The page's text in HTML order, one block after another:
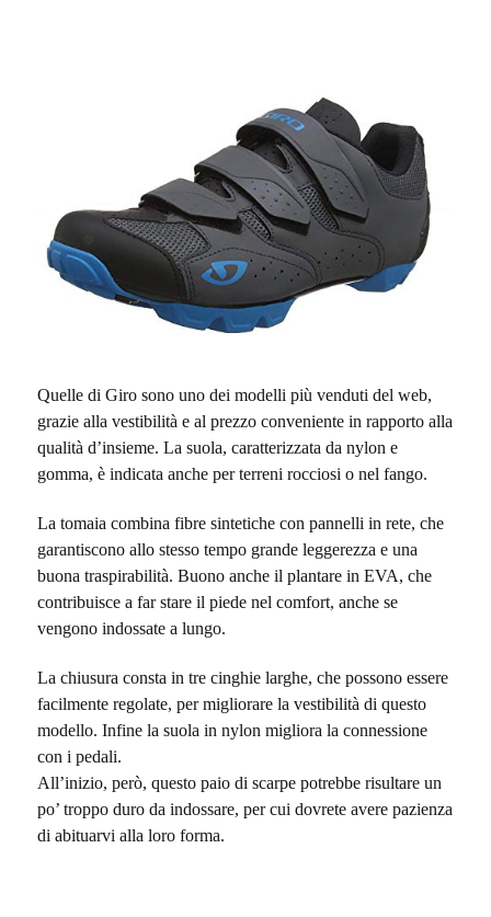
Quelle di Giro sono uno dei modelli più venduti del web,
grazie alla vestibilità e al prezzo conveniente in rapporto alla
qualità d’insieme. La suola, caratterizzata da nylon e
gomma, è indicata anche per terreni rocciosi o nel fango.
La tomaia combina fibre sintetiche con pannelli in rete, che
garantiscono allo stesso tempo grande leggerezza e una
buona traspirabilità. Buono anche il plantare in EVA, che
contribuisce a far stare il piede nel comfort, anche se
vengono indossate a lungo.
La chiusura consta in tre cinghie larghe, che possono essere
facilmente regolate, per migliorare la vestibilità di questo
modello. Infine la suola in nylon migliora la connessione
con i pedali.
All’inizio, però, questo paio di scarpe potrebbe risultare un
po’ troppo duro da indossare, per cui dovrete avere pazienza
di abituarvi alla loro forma.